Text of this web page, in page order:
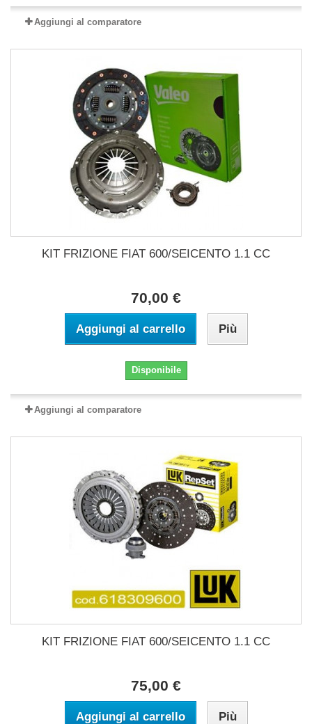
Aggiungi al comparatore
KIT FRIZIONE FIAT 600/SEICENTO 1.1 CC
70,00 €
Aggiungi al carrello Più
Disponibile
Aggiungi al comparatore
KIT FRIZIONE FIAT 600/SEICENTO 1.1 CC
75,00 €
Aggiungi al carrello Più